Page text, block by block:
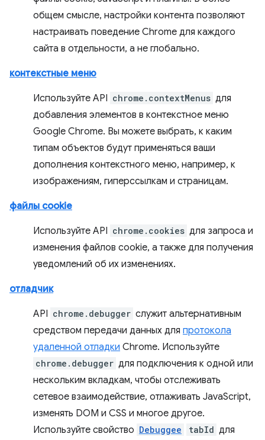
общем смысле, настройки контента позволяют
настраивать поведение Chrome для каждого
сайта в отдельности, а не глобально.
контекстные меню
Используйте API chrome.contextMenus для
добавления элементов в контекстное меню
Google Chrome. Вы можете выбрать, к каким
типам объектов будут применяться ваши
дополнения контекстного меню, например, к
изображениям, гиперссылкам и страницам.
файлы cookie
Используйте API chrome.cookies для запроса и
изменения файлов cookie, а также для получения
уведомлений об их изменениях.
отладчик
API chrome.debugger служит альтернативным
средством передачи данных для протокола
удаленной отладки Chrome. Используйте
chrome.debugger для подключения к одной или
нескольким вкладкам, чтобы отслеживать
сетевое взаимодействие, отлаживать JavaScript,
изменять DOM и CSS и многое другое.
Используйте свойство Debuggee tabId для